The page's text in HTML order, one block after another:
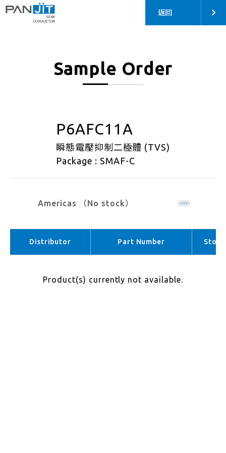
返回
Sample Order
P6AFC11A
瞬態電壓抑制二極體 (TVS)
Package : SMAF-C
Americas （No stock）
APAC （No stock）
Distributor Part Number Stock
Product(s) currently not available.